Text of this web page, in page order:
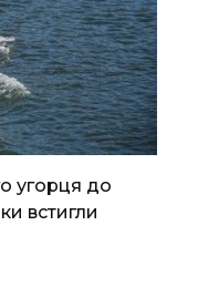
угорця до
встигли